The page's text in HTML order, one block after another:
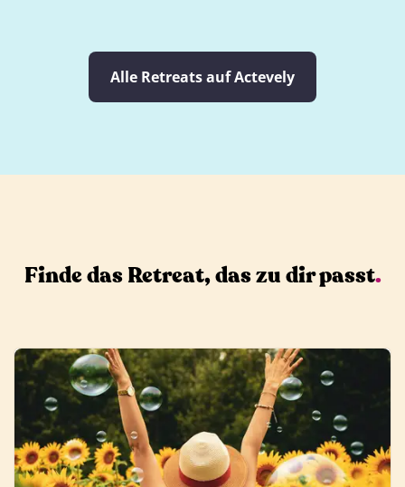
Alle Retreats auf Actevely
Finde das Retreat, das zu dir passt.